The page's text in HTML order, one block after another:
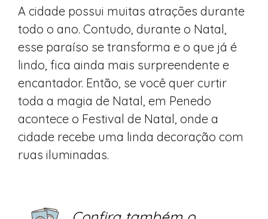
A cidade possui muitas atrações durante
todo o ano. Contudo, durante o Natal,
esse paraíso se transforma e o que já é
lindo, fica ainda mais surpreendente e
encantador. Então, se você quer curtir
toda a magia de Natal, em Penedo
acontece o Festival de Natal, onde a
cidade recebe uma linda decoração com
ruas iluminadas.